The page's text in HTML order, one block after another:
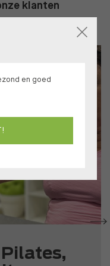
klanten
Pilates,
en goed